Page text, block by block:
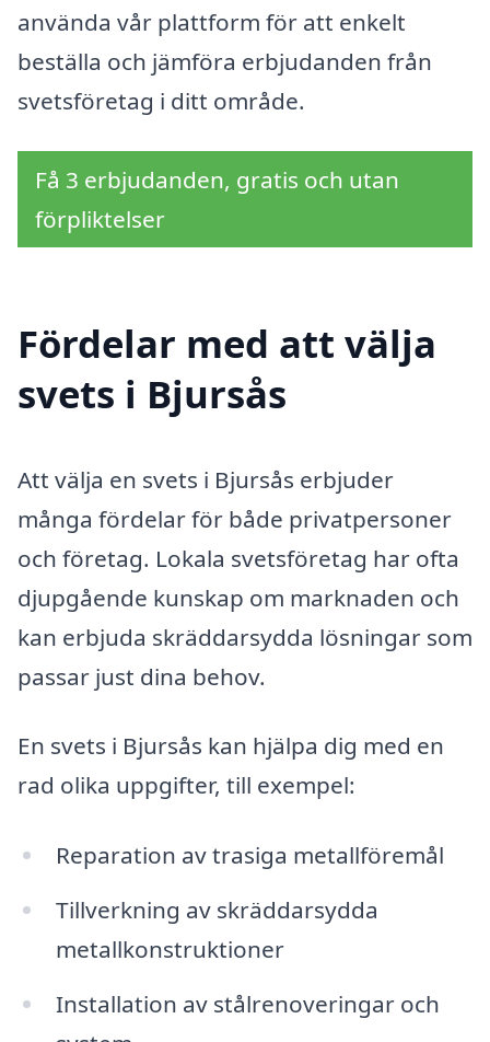
använda vår plattform för att enkelt
beställa och jämföra erbjudanden från
svetsföretag i ditt område.
Få 3 erbjudanden, gratis och utan
förpliktelser
Fördelar med att välja
svets i Bjursås
Att välja en svets i Bjursås erbjuder
många fördelar för både privatpersoner
och företag. Lokala svetsföretag har ofta
djupgående kunskap om marknaden och
kan erbjuda skräddarsydda lösningar som
passar just dina behov.
En svets i Bjursås kan hjälpa dig med en
rad olika uppgifter, till exempel:
Reparation av trasiga metallföremål
Tillverkning av skräddarsydda
metallkonstruktioner
Installation av stålrenoveringar och